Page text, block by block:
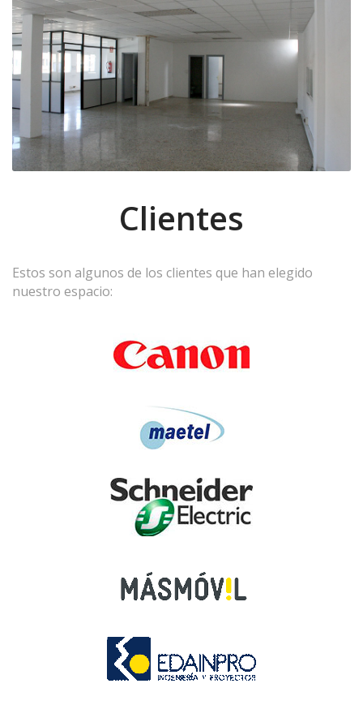
Clientes
Estos son algunos de los clientes que han elegido
nuestro espacio: